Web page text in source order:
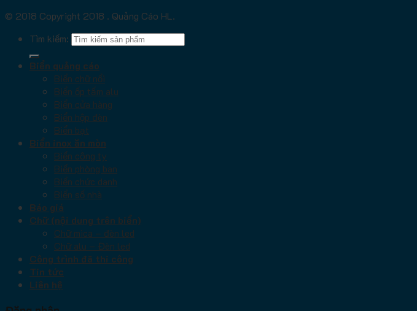
© 2018 Copyright 2018 . Quảng Cáo HL.
Tìm kiếm:
Biển quảng cáo
Biển chữ nổi
Biển ốp tấm alu
Biển cửa hàng
Biển hộp đèn
Biển bạt
Biển inox ăn mòn
Biển công ty
Biển phòng ban
Biển chức danh
Biển số nhà
Báo giá
Chữ (nội dung trên biển)
Chữ mica – đèn led
Chữ alu – Đèn led
Công trình đã thi công
Tin tức
Liên hệ